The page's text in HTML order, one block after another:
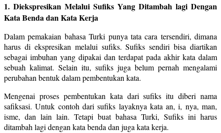
1. Diekspresikan Melalui Sufiks Yang Ditambah lagi Dengan
Kata Benda dan Kata Kerja
Dalam pemakaian bahasa Turki punya tata cara tersendiri, dimana
harus di ekspresikan melalui sufiks. Sufiks sendiri bisa diartikan
sebagai imbuhan yang dipakai dan terdapat pada akhir kata dalam
sebuah kalimat. Selain itu, sufiks juga belum pernah mengalami
perubahan bentuk dalam pembentukan kata.
Mengenai proses pembentukan kata dari sufiks itu diberi nama
safiksasi. Untuk contoh dari sufiks layaknya kata an, i, nya, man,
isme, dan lain lain. Tetapi buat bahasa Turki, Sufiks ini harus
ditambah lagi dengan kata benda dan juga kata kerja.